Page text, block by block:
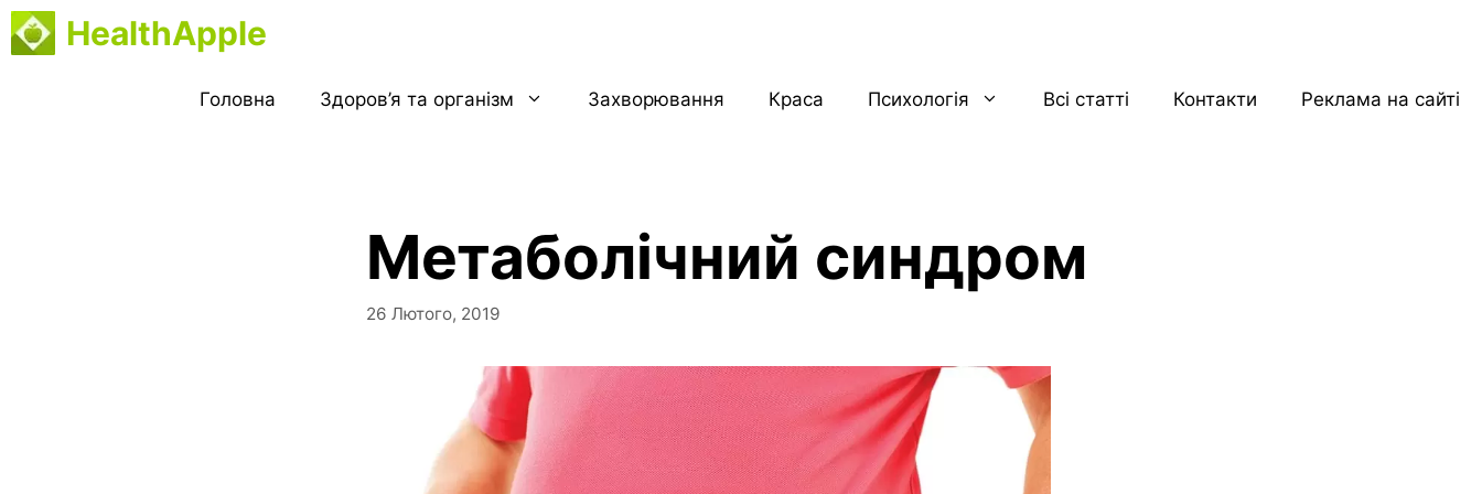
Перейти
до
HealthApple
Головна Здоров’я та організм Захворювання Краса Психологія Всі статті Контакти Реклама на сайті
Метаболічний синдром
26 Лютого, 2019